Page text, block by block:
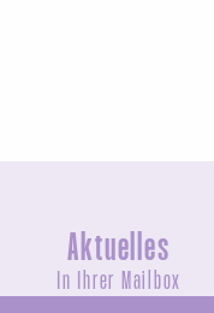
Aktuelles
In Ihrer Mailbox